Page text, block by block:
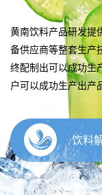
料科技研究所拥有
黄南配制酒产品研发
公司